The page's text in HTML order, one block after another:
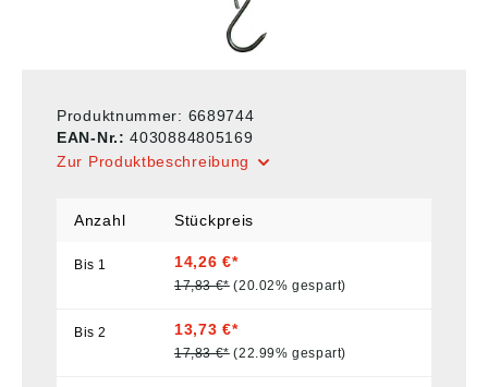
Produktnummer: 6689744
EAN-Nr.:4030884805169
Zur Produktbeschreibung
Anzahl Stückpreis
Bis 1 14,26 €*
17,83 €* (20.02% gespart)
Bis2 13,73 €*
17,83 €* (22.99% gespart)